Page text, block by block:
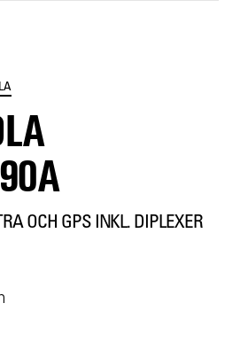
OCH GPS INKL. DIPLEXER